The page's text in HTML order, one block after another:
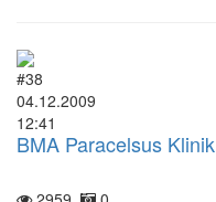
#38
04.12.2009
12:41
BMA Paracelsus Klinik